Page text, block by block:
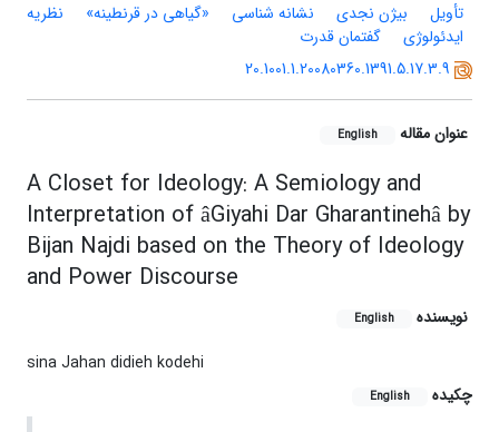
تأویل
بیژن نجدی نشانه شناسی «گیاهی در قرنطینه»
نظریه
ایدئولوژی
گفتمان قدرت
20.1001.1.20080360.1391.5.17.3.9
عنوان مقاله English
A Closet for Ideology: A Semiology and
Interpretation of âGiyahi Dar Gharantinehâ by
Bijan Najdi based on the Theory of Ideology
and Power Discourse
نویسنده English
sina Jahan didieh kodehi
چکیده
English